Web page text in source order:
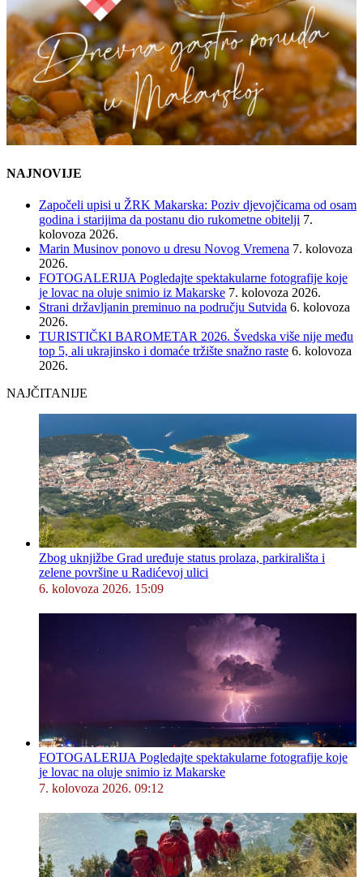
NAJNOVIJE
Započeli upisi u ŽRK Makarska: Poziv djevojčicama od osam
godina i starijima da postanu dio rukometne obitelji 7.
kolovoza 2026.
Marin Musinov ponovo u dresu Novog Vremena 7. kolovoza
2026.
FOTOGALERIJA Pogledajte spektakularne fotografije koje
je lovac na oluje snimio iz Makarske 7. kolovoza 2026.
Strani državljanin preminuo na području Sutvida 6. kolovoza
2026.
TURISTIČKI BAROMETAR 2026. Švedska više nije među
top 5, ali ukrajinsko i domaće tržište snažno raste 6. kolovoza
2026.
NAJČITANIJE
Zbog uknjižbe Grad uređuje status prolaza, parkirališta i
zelene površine u Radićevoj ulici
6. kolovoza 2026. 15:09
FOTOGALERIJA Pogledajte spektakularne fotografije koje
je lovac na oluje snimio iz Makarske
7. kolovoza 2026. 09:12